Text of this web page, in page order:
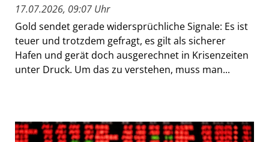
17.07.2026, 09:07 Uhr
Gold sendet gerade widersprüchliche Signale: Es ist
teuer und trotzdem gefragt, es gilt als sicherer
Hafen und gerät doch ausgerechnet in Krisenzeiten
unter Druck. Um das zu verstehen, muss man...